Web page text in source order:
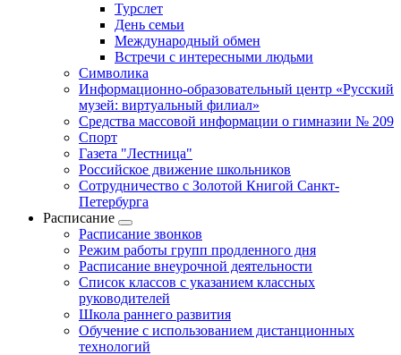
Турслет
День семьи
Международный обмен
Встречи с интересными людьми
Символика
Информационно-образовательный центр «Русский
музей: виртуальный филиал»
Средства массовой информации о гимназии № 209
Спорт
Газета "Лестница"
Российское движение школьников
Сотрудничество с Золотой Книгой Санкт-
Петербурга
Расписание
Расписание звонков
Режим работы групп продленного дня
Расписание внеурочной деятельности
Список классов с указанием классных
руководителей
Школа раннего развития
Обучение с использованием дистанционных
технологий